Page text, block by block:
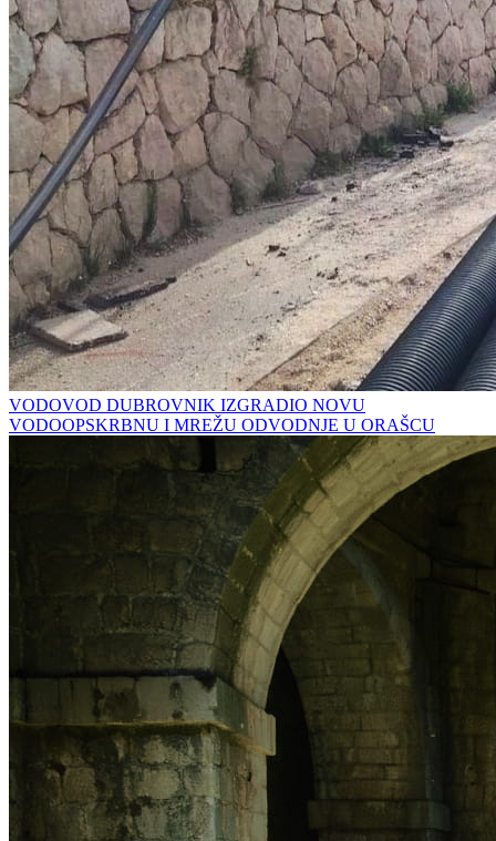
VODOVOD DUBROVNIK IZGRADIO NOVU
VODOOPSKRBNU I MREŽU ODVODNJE U ORAŠCU